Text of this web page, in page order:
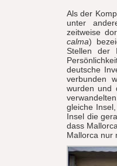
Als der
unter
zeitweise
calma)
Stellen der
deutsche
verbunden
wurden und
gleiche
Insel die
dass
Mallorca nur